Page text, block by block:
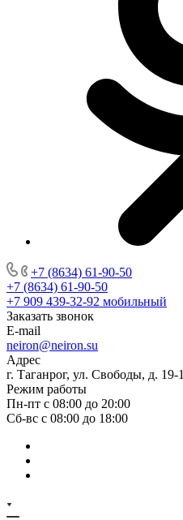
+7 (8634) 61-90-50
+7 (8634) 61-90-50
+7 909 439-32-92 мобильный
Заказать звонок
E-mail
neiron@neiron.su
Адрес
г. Таганрог, ул. Свободы, д. 19-1
Режим работы
Пн-пт с 08:00 до 20:00
Сб-вс с 08:00 до 18:00